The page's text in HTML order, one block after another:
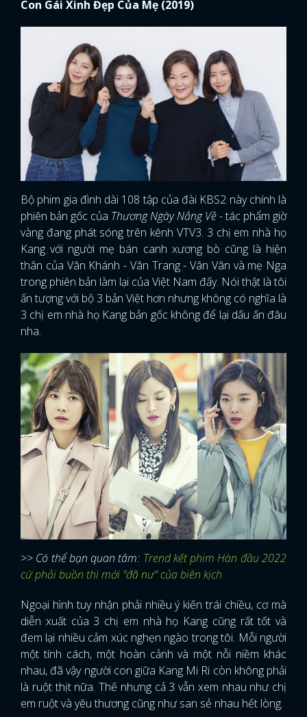
Con Gái Xinh Đẹp Của Mẹ (2019)
Bộ phim gia đình dài 108 tập của đài KBS2 này chính là
phiên bản gốc của Thương Ngày Nắng Về- tác phẩm giờ
vàng đang phát sóng trên kênh VTV3. 3 chị em nhà họ
Kang với người mẹ bán canh xương bò cũng là hiện
thân của Vân Khánh - Vân Trang - Vân Vân và mẹ Nga
trong phiên bản làm lại của Việt Nam đấy. Nói thật là tôi
ấn tượng với bộ 3 bản Việt hơn nhưng không có nghĩa là
3 chị em nhà họ Kang bản gốc không để lại dấu ấn đâu
nha.
>> Có thể bạn quan tâm: Trend kết phim Hàn đầu 2022
cứ phải buồn thì mới "đã nư" của biên kịch
Ngoại hình tuy nhận phải nhiều ý kiến trái chiều, cơ mà
diễn xuất của 3 chị em nhà họ Kang cũng rất tốt và
đem lại nhiều cảm xúc nghẹn ngào trong tôi. Mỗi người
một tính cách, một hoàn cảnh và một nỗi niềm khác
nhau, đã vậy người con giữa Kang Mi Ri còn không phải
là ruột thịt nữa. Thế nhưng cả 3 vẫn xem nhau như chị
em ruột và yêu thương cũng như san sẻ nhau hết lòng.